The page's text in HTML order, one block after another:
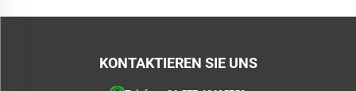
KONTAKTIEREN SIE UNS